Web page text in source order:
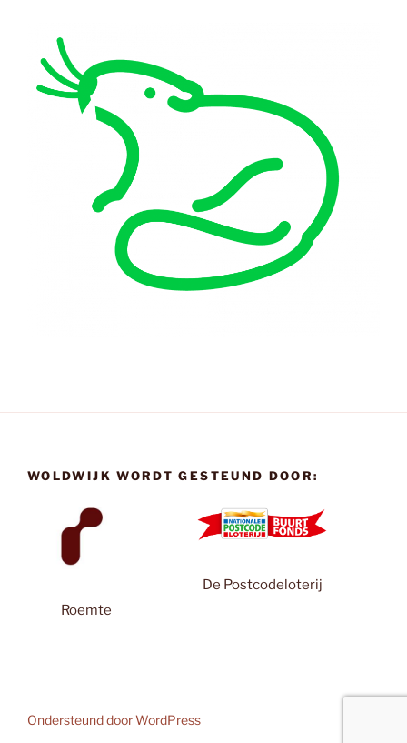
WOLDWIJK WORDT GESTEUND DOOR:
Roemte
De Postcodeloterij
Ondersteund door WordPress